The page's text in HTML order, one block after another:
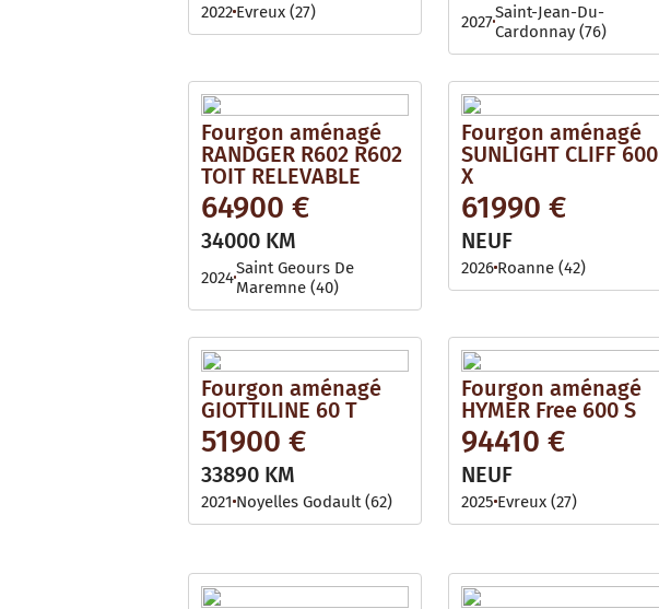
2022 Evreux (27) 2027Saint-Jean-Du-
Cardonnay (76)
Fourgon aménagé
RANDGER R602 R602
TOIT RELEVABLE
64900 €
34000 KM
2024Saint Geours De
Maremne (40)
Fourgon aménagé
SUNLIGHT CLIFF 600
X
61990 €
NEUF
2026 Roanne (42)
Fourgon aménagé
GIOTTILINE 60 T
51900 €
33890 KM
2021 Noyelles Godault (62)
Fourgon aménagé
HYMER Free 600 S
94410 €
NEUF
2025 Evreux (27)